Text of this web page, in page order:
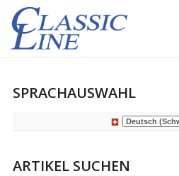
SPRACHAUSWAHL
ARTIKEL SUCHEN